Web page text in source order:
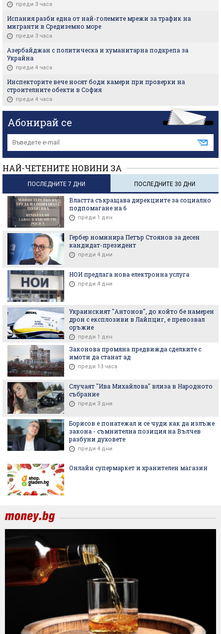
преди 3 часа
Испания разби една от най-големите мрежи за трафик на
мигранти в Средиземно море
преди 3 часа
Азербайджан с политическа и хуманитарна подкрепа за
Украйна
преди 4 часа
Инспекторите вече носят боди камери при проверки на
строителните обекти в София
преди 4 часа
Абонирай се
НАЙ-ЧЕТЕНИТЕ НОВИНИ ЗА
ПОСЛЕДНИТЕ 7 ДНИ ПОСЛЕДНИТЕ 30 ДНИ
Властта съкращава дирекциите за социално
подпомагане на 6
преди 1 ден
Гербер номинира Петър Стоянов за десен
кандидат-президент
преди 4 дни
НОИ предлага нова електронна услуга
преди 4 дни
Украинският "Антонов", до който бе намерен
дрон с експлозиви в Лайпциг, е превозвал
оръжие
преди 1 ден
Законова промяна предвижда сделките с
имоти да станат ад
преди 13 часа
Случаят "Ива Михайлова" влиза в Народното
събрание
преди 3 дни
Борисов е понатежал и се чуди как да излъже
закона - съмнителна позиция на Вълчев
разбуни духовете
преди 4 дни
Онлайн супермаркет и хранителен магазин